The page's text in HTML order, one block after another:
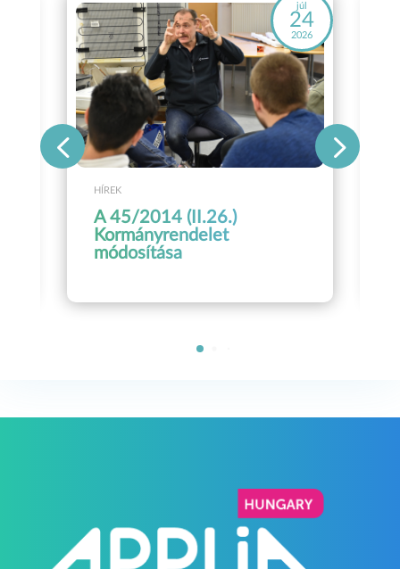
júl
24
2026
HÍREK
A 45/2014 (II.26.)
Kormányrendelet
módosítása